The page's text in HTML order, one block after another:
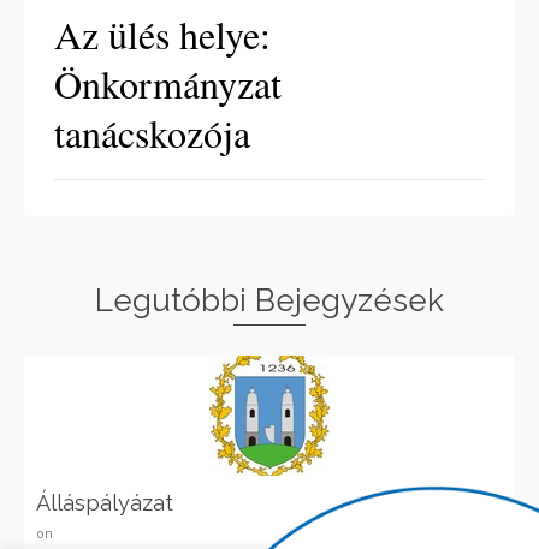
Az ülés helye:
Önkormányzat
tanácskozója
Legutóbbi Bejegyzések
Álláspályázat
on